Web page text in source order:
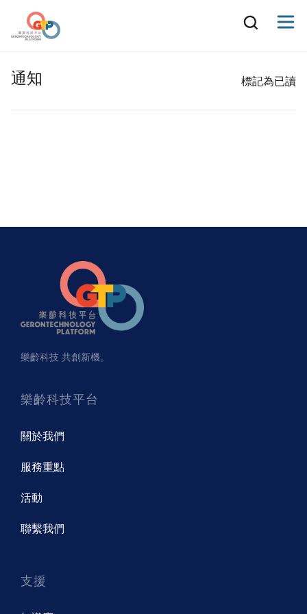
通知 標記為已讀
樂齡科技 共創新機。
樂齡科技平台
關於我們
服務重點
活動
聯繫我們
支援